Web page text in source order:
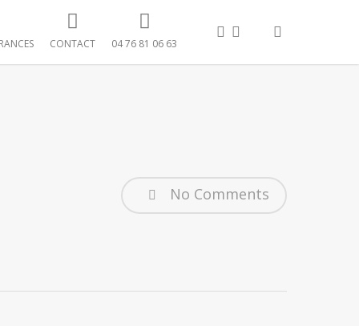
CONTACT 04 76 81 06 63
FACEBOOK
LINKEDIN
No Comments